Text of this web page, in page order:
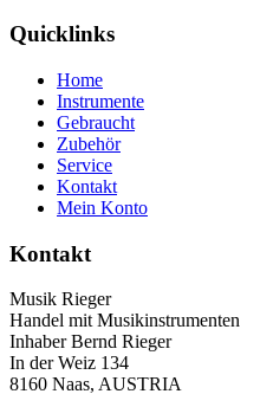
Quicklinks
Home
Instrumente
Gebraucht
Zubehör
Service
Kontakt
Mein Konto
Kontakt
Musik Rieger
Handel mit Musikinstrumenten
Inhaber Bernd Rieger
In der Weiz 134
8160 Naas, AUSTRIA